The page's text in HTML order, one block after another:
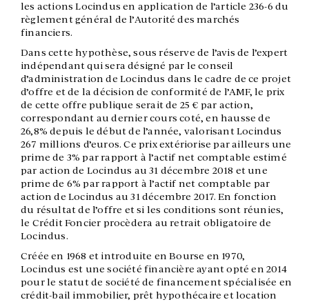
les actions Locindus en application de l’article 236-6 du
règlement général de l’Autorité des marchés
financiers.
Dans cette hypothèse, sous réserve de l’avis de l’expert
indépendant qui sera désigné par le conseil
d’administration de Locindus dans le cadre de ce projet
d’offre et de la décision de conformité de l’AMF, le prix
de cette offre publique serait de 25 € par action,
correspondant au dernier cours coté, en hausse de
26,8% depuis le début de l’année, valorisant Locindus
267 millions d’euros. Ce prix extériorise par ailleurs une
prime de 3% par rapport à l’actif net comptable estimé
par action de Locindus au 31 décembre 2018 et une
prime de 6% par rapport à l’actif net comptable par
action de Locindus au 31 décembre 2017. En fonction
du résultat de l’offre et si les conditions sont réunies,
le Crédit Foncier procèdera au retrait obligatoire de
Locindus.
Créée en 1968 et introduite en Bourse en 1970,
Locindus est une société financière ayant opté en 2014
pour le statut de société de financement spécialisée en
crédit-bail immobilier, prêt hypothécaire et location